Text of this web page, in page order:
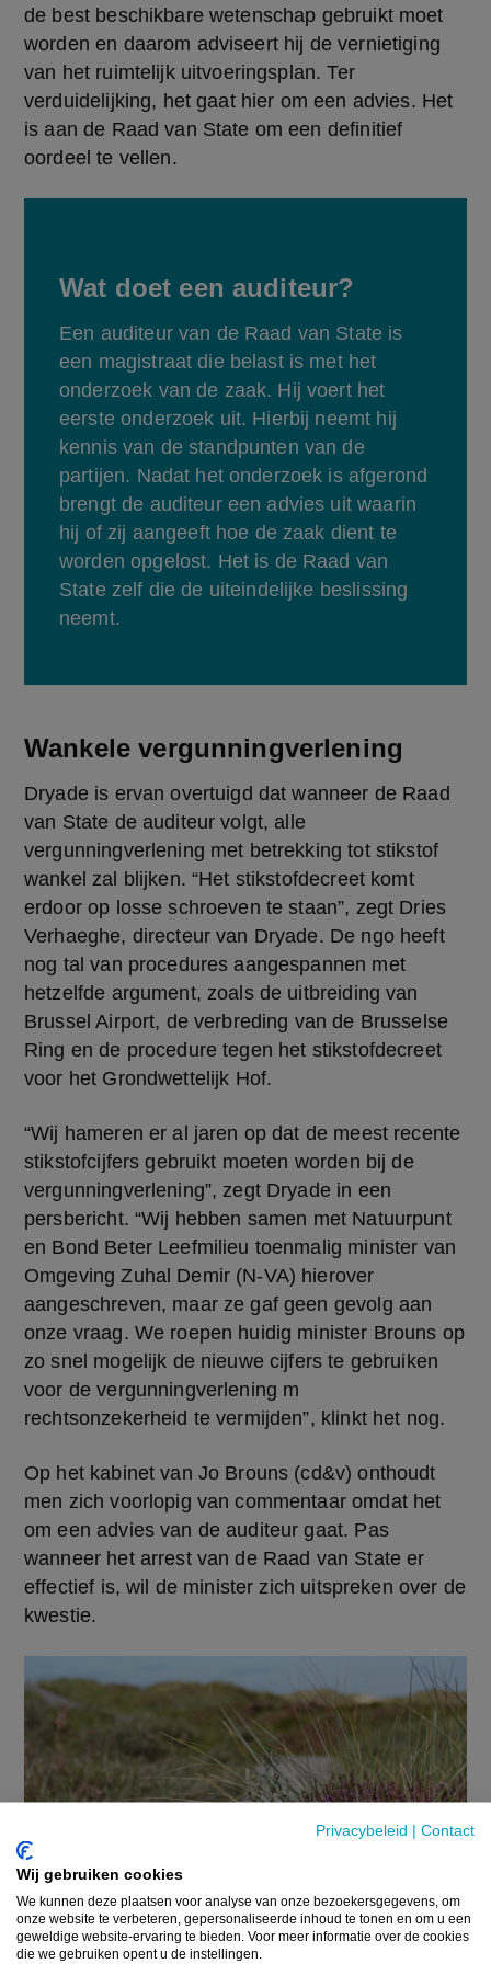
Privacybeleid | Contact
Wij gebruiken cookies
We kunnen deze plaatsen voor analyse van onze bezoekersgegevens, om
onze website te verbeteren, gepersonaliseerde inhoud te tonen en om u een
geweldige website-ervaring te bieden. Voor meer informatie over de cookies
die we gebruiken opent u de instellingen.
de best beschikbare wetenschap gebruikt moet
worden en daarom adviseert hij de vernietiging
van het ruimtelijk uitvoeringsplan. Ter
verduidelijking, het gaat hier om een advies. Het
is aan de Raad van State om een definitief
oordeel te vellen.
Wat doet een auditeur?
Een auditeur van de Raad van State is
een magistraat die belast is met het
onderzoek van de zaak. Hij voert het
eerste onderzoek uit. Hierbij neemt hij
kennis van de standpunten van de
partijen. Nadat het onderzoek is afgerond
brengt de auditeur een advies uit waarin
hij of zij aangeeft hoe de zaak dient te
worden opgelost. Het is de Raad van
State zelf die de uiteindelijke beslissing
neemt.
Wankele vergunningverlening
Dryade is ervan overtuigd dat wanneer de Raad
van State de auditeur volgt, alle
vergunningverlening met betrekking tot stikstof
wankel zal blijken. “Het stikstofdecreet komt
erdoor op losse schroeven te staan”, zegt Dries
Verhaeghe, directeur van Dryade. De ngo heeft
nog tal van procedures aangespannen met
hetzelfde argument, zoals de uitbreiding van
Brussel Airport, de verbreding van de Brusselse
Ring en de procedure tegen het stikstofdecreet
voor het Grondwettelijk Hof.
“Wij hameren er al jaren op dat de meest recente
stikstofcijfers gebruikt moeten worden bij de
vergunningverlening”, zegt Dryade in een
persbericht. “Wij hebben samen met Natuurpunt
en Bond Beter Leefmilieu toenmalig minister van
Omgeving Zuhal Demir (N-VA) hierover
aangeschreven, maar ze gaf geen gevolg aan
onze vraag. We roepen huidig minister Brouns op
zo snel mogelijk de nieuwe cijfers te gebruiken
voor de vergunningverlening m
rechtsonzekerheid te vermijden”, klinkt het nog.
Op het kabinet van Jo Brouns (cd&v) onthoudt
men zich voorlopig van commentaar omdat het
om een advies van de auditeur gaat. Pas
wanneer het arrest van de Raad van State er
effectief is, wil de minister zich uitspreken over de
kwestie.